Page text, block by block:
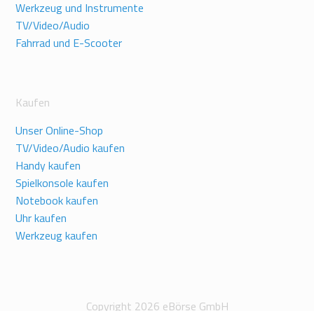
Werkzeug und Instrumente
TV/Video/Audio
Fahrrad und E-Scooter
Kaufen
Unser Online-Shop
TV/Video/Audio kaufen
Handy kaufen
Spielkonsole kaufen
Notebook kaufen
Uhr kaufen
Werkzeug kaufen
Copyright 2026 eBörse GmbH